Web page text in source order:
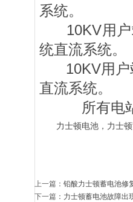
系统。
10KV用户
统直流系统。
10KV用户
直流系统。
所有电站
力士顿电池 ， 力士
上一篇 ： 铅酸力士顿蓄电池修
下一篇 ： 力士顿蓄电池故障出